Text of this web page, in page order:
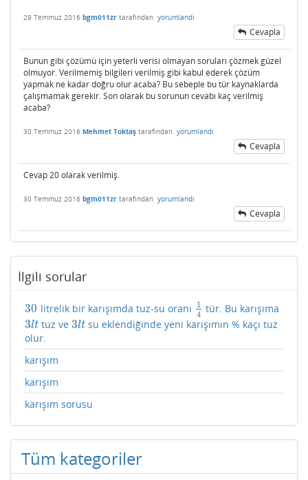
29 Temmuz 2016 bgm011zr tarafından yorumlandı
Cevapla
Bunun gibi çözümü için yeterli verisi olmayan soruları çözmek güzel
olmuyor. Verilmemiş bilgileri verilmiş gibi kabul ederek çözüm
yapmak ne kadar doğru olur acaba? Bu sebeple bu tür kaynaklarda
çalışmamak gerekir. Son olarak bu sorunun cevabı kaç verilmiş
acaba?
30 Temmuz 2016 Mehmet Toktaş tarafından yorumlandı
Cevapla
Cevap 20 olarak verilmiş.
30 Temmuz 2016 bgm011zr tarafından yorumlandı
Cevapla
İlgili sorular
30
30 litrelik bir karışımda tuz-su oranı
1
4
14 tür. Bu karışıma
3lt
3lt tuz ve3lt
3lt su eklendiğinde yeni karışımın % kaçı tuz
olur.
karışım
karışım
karışım sorusu
Tüm kategoriler